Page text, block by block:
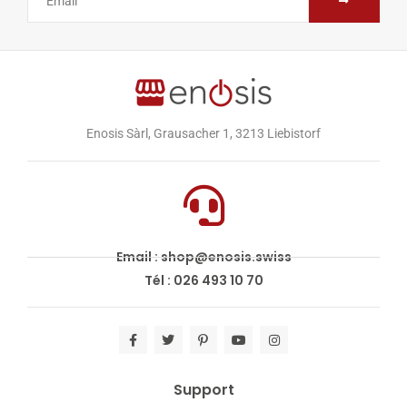
Enosis Sàrl, Grausacher 1, 3213 Liebistorf
Email : shop@enosis.swiss
Tél : 026 493 10 70
Support